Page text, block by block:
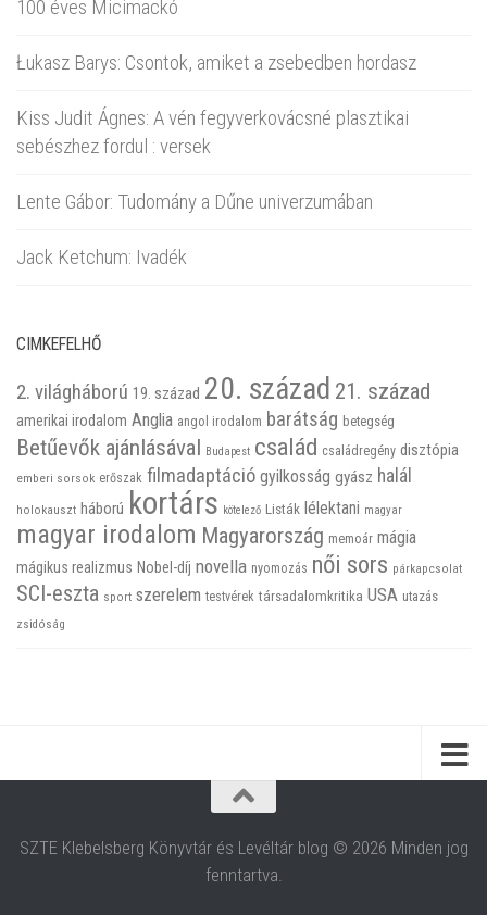
100 éves Micimackó
Łukasz Barys: Csontok, amiket a zsebedben hordasz
Kiss Judit Ágnes: A vén fegyverkovácsné plasztikai
sebészhez fordul : versek
Lente Gábor: Tudomány a Dűne univerzumában
Jack Ketchum: Ivadék
CIMKEFELHŐ
2. világháború 19. század 20. század 21. század
amerikai irodalom Anglia angol irodalom barátság betegség
Betűevők ajánlásával Budapest család családregény disztópia
emberi sorsok erőszak filmadaptáció gyilkosság gyász halál
holokauszt háború kortárs kötelező Listák lélektani magyar
magyar irodalom Magyarország memoár mágia
mágikus realizmus Nobel-díj novella nyomozás női sors párkapcsolat
SCI-eszta sport szerelem testvérek társadalomkritika USA utazás
zsidóság
SZTE Klebelsberg Könyvtár és Levéltár blog © 2026 Minden jog
fenntartva.